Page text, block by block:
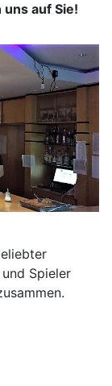
auf Sie!
Spieler